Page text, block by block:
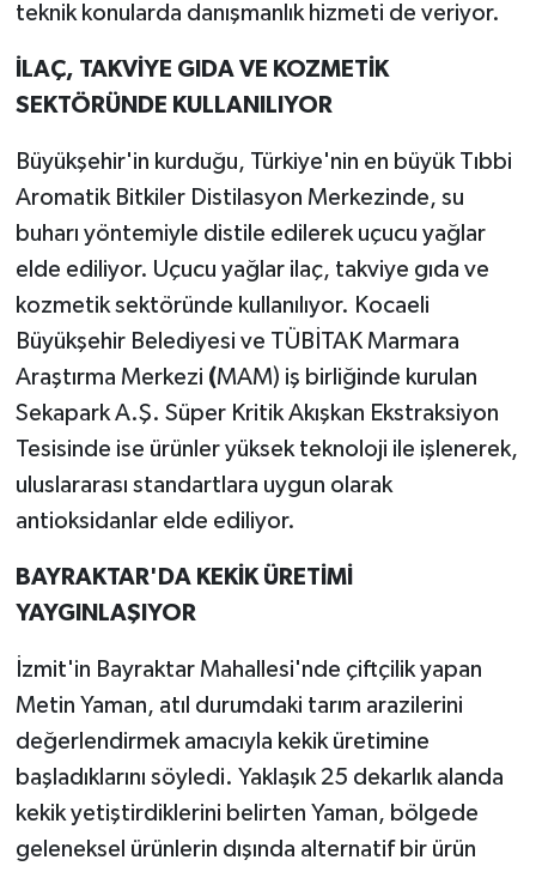
teknik konularda danışmanlık hizmeti de veriyor.
İLAÇ, TAKVİYE GIDA VE KOZMETİK
SEKTÖRÜNDE KULLANILIYOR
Büyükşehir'in kurduğu, Türkiye'nin en büyük Tıbbi
Aromatik Bitkiler Distilasyon Merkezinde, su
buharı yöntemiyle distile edilerek uçucu yağlar
elde ediliyor. Uçucu yağlar ilaç, takviye gıda ve
kozmetik sektöründe kullanılıyor. Kocaeli
Büyükşehir Belediyesi ve TÜBİTAK Marmara
Araştırma Merkezi (MAM) iş birliğinde kurulan
Sekapark A.Ş. Süper Kritik Akışkan Ekstraksiyon
Tesisinde ise ürünler yüksek teknoloji ile işlenerek,
uluslararası standartlara uygun olarak
antioksidanlar elde ediliyor.
BAYRAKTAR'DA KEKİK ÜRETİMİ
YAYGINLAŞIYOR
İzmit'in Bayraktar Mahallesi'nde çiftçilik yapan
Metin Yaman, atıl durumdaki tarım arazilerini
değerlendirmek amacıyla kekik üretimine
başladıklarını söyledi. Yaklaşık 25 dekarlık alanda
kekik yetiştirdiklerini belirten Yaman, bölgede
geleneksel ürünlerin dışında alternatif bir ürün